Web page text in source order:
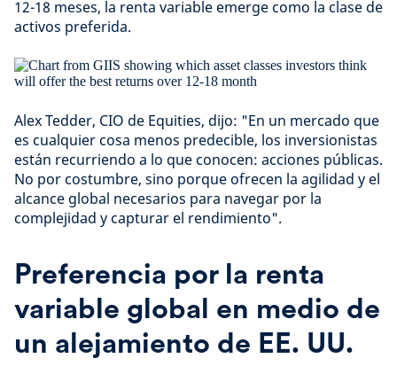
12-18 meses, la renta variable emerge como la clase de
activos preferida.
Alex Tedder, CIO de Equities, dijo: "En un mercado que
es cualquier cosa menos predecible, los inversionistas
están recurriendo a lo que conocen: acciones públicas.
No por costumbre, sino porque ofrecen la agilidad y el
alcance global necesarios para navegar por la
complejidad y capturar el rendimiento".
Preferencia por la renta
variable global en medio de
un alejamiento de EE. UU.